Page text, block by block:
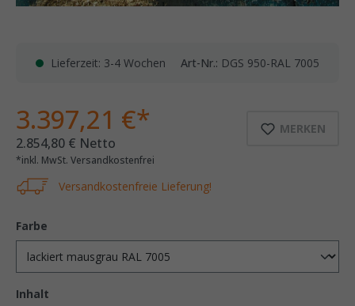
Lieferzeit: 3-4 Wochen Art-Nr.: DGS 950-RAL 7005
MERKEN
3.397,21 €*
2.854,80 € Netto
*inkl. MwSt. Versandkostenfrei
Versandkostenfreie Lieferung!
Farbe
Inhalt